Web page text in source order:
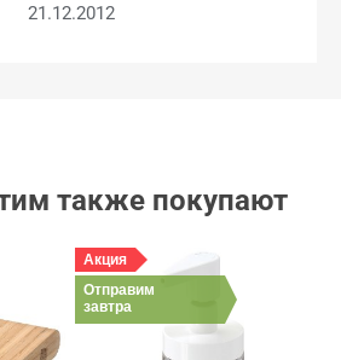
21.12.2012
также покупают
Акция
Отправим
завтра